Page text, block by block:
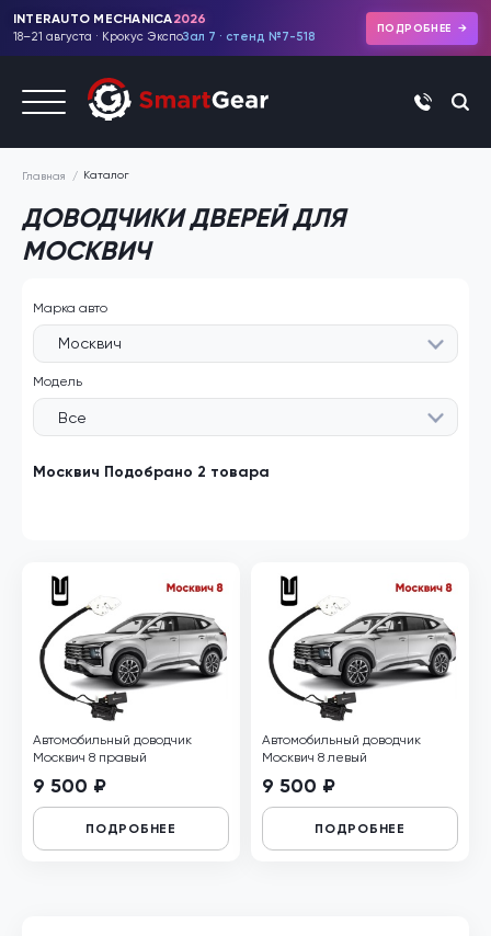
INTERAUTO MECHANICA2026
18–21 августа · Крокус ЭкспоЗал 7 · стенд №7-518
ПОДРОБНЕЕ
+7 (495)
Главная Каталог
ДОВОДЧИКИ ДВЕРЕЙ ДЛЯ
МОСКВИЧ
Марка авто
Москвич
Модель
Все
Москвич Подобрано 2 товара
Автомобильный доводчик
Москвич 8 правый
9 500 ₽
ПОДРОБНЕЕ
Автомобильный доводчик
Москвич 8 левый
9 500 ₽
ПОДРОБНЕЕ